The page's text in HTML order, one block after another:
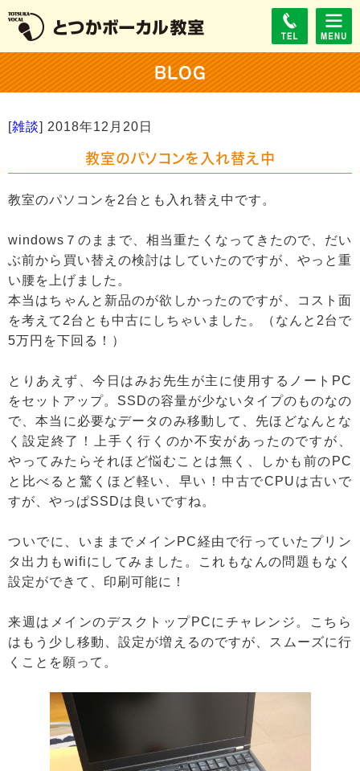
BLOG
[雑談] 2018年12月20日
教室のパソコンを入れ替え中
教室のパソコンを2台とも入れ替え中です。
windows７のままで、相当重たくなってきたので、だい
ぶ前から買い替えの検討はしていたのですが、やっと重
い腰を上げました。
本当はちゃんと新品のが欲しかったのですが、コスト面
を考えて2台とも中古にしちゃいました。（なんと2台で
5万円を下回る！）
とりあえず、今日はみお先生が主に使用するノートPC
をセットアップ。SSDの容量が少ないタイプのものなの
で、本当に必要なデータのみ移動して、先ほどなんとな
く設定終了！上手く行くのか不安があったのですが、
やってみたらそれほど悩むことは無く、しかも前のPC
と比べると驚くほど軽い、早い！中古でCPUは古いで
すが、やっぱSSDは良いですね。
ついでに、いままでメインPC経由で行っていたプリン
タ出力もwifiにしてみました。これもなんの問題もなく
設定ができて、印刷可能に！
来週はメインのデスクトップPCにチャレンジ。こちら
はもう少し移動、設定が増えるのですが、スムーズに行
くことを願って。